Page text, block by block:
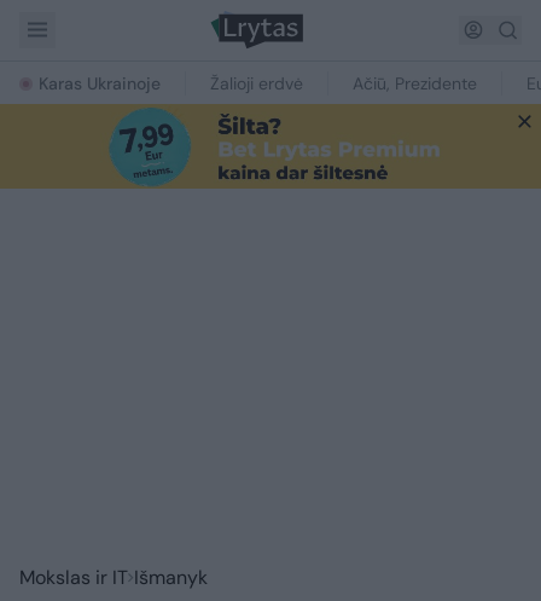
Karas Ukrainoje Žalioji erdvė Ačiū, Prezidente
Mokslas ir IT Išmanyk